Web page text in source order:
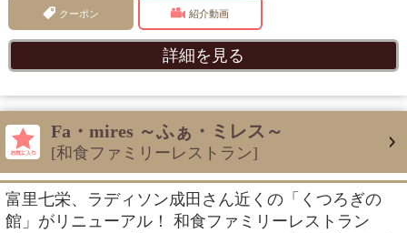
クーポン 紹介動画
詳細を見る
Fa・mires ～ふぁ・ミレス～
[和食ファミリーレストラン]
富里七栄、ラディソン成田さん近くの「くつろぎの
館」がリニューアル！ 和食ファミリーレストラン